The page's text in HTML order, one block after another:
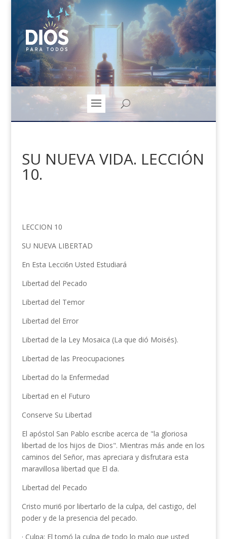
SU NUEVA VIDA. LECCIÓN
10.
LECCION 10
SU NUEVA LIBERTAD
En Esta Lecci6n Usted Estudiará
Libertad del Pecado
Libertad del Temor
Libertad del Error
Libertad de la Ley Mosaica (La que dió Moisés).
Libertad de las Preocupaciones
Libertad do la Enfermedad
Libertad en el Futuro
Conserve Su Libertad
El apóstol San Pablo escribe acerca de "la gloriosa
libertad de los hijos de Dios". Mientras más ande en los
caminos del Señor, mas apreciara y disfrutara esta
maravillosa libertad que El da.
Libertad del Pecado
Cristo muri6 por libertarlo de la culpa, del castigo, del
poder y de la presencia del pecado.
· Culpa: El tomó la culpa de todo lo malo que usted